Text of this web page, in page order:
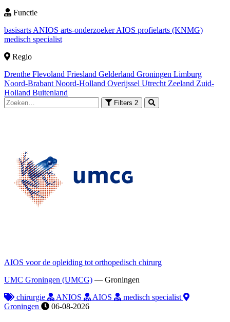
Functie
basisarts ANIOS arts-onderzoekerAIOS profielarts (KNMG)
medisch specialist
Regio
Drenthe Flevoland Friesland Gelderland Groningen Limburg
Noord-Brabant Noord-Holland Overijssel Utrecht Zeeland Zuid-
Holland Buitenland
Filters 2
AIOS voor de opleiding tot orthopedisch chirurg
UMC Groningen (UMCG) — Groningen
chirurgie
ANIOS AIOS
medisch specialist
Groningen
06-08-2026